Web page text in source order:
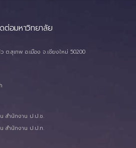
ต่อมหาวิทยาลัย
ต.สุเทพ อ.เมือง จ.เชียงใหม่ 50200
น สำนักงาน ป.ป.ช.
น สำนักงาน ป.ป.ท.